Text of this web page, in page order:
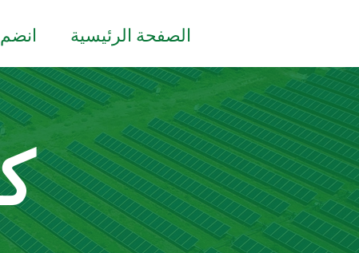
الصفحة الرئيسية انضم